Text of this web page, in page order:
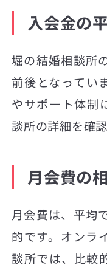
入会金の
堀の結婚相談所
前後となってい
やサポート体制
談所の詳細を確
月会費の
月会費は、平均
的です。オンラ
談所では、比較